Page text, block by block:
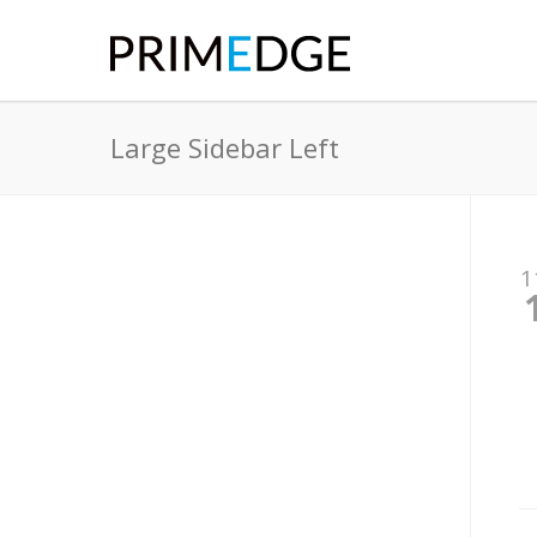
Large Sidebar Left